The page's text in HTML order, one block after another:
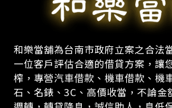
和樂當舖為台南市政府立案之合法
一位客戶評估合適的借貸方案，讓
榨，專營汽車借款、機車借款、機
石、名錶、3C、高價收當，不論金